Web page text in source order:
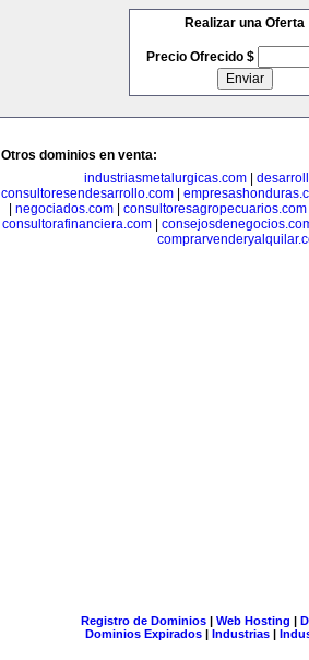
Realizar una Oferta
Precio Ofrecido $
Otros dominios en venta:
industriasmetalurgicas.com|
consultoresendesarrollo.com
negociados.com consultoresagropecuarios.com
consultorafinanciera.com|
Registro de Dominios| Web Hosting |
Dominios Expirados | Industrias |